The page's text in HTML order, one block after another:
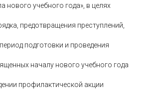
нового учебного года», в целях
предотвращения преступлений,
подготовки и проведения
началу нового учебного года
профилактической акции